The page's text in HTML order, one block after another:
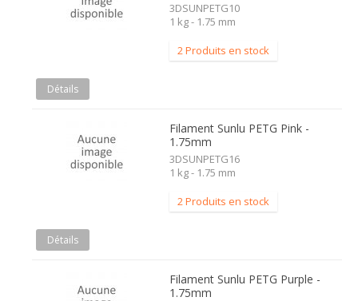
3DSUNPETG10
1 kg - 1.75 mm
2 Produits en stock
Détails
Filament Sunlu PETG Pink -
1.75mm
3DSUNPETG16
1 kg - 1.75 mm
2 Produits en stock
Détails
Filament Sunlu PETG Purple -
1.75mm